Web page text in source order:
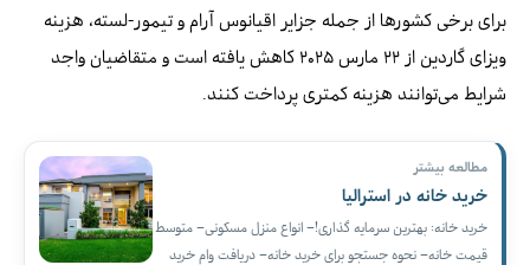
برای برخی کشورها از جمله جزایر اقیانوس آرام و تیمور-لسته، هزینه
ویزای گاردین از ۲۲ مارس ۲۰۲۵ کاهش یافته است و متقاضیان واجد
شرایط می‌توانند هزینه کمتری پرداخت کنند.
مطالعه بیشتر
خرید خانه در استرالیا
خرید خانه: بهترین سرمایه گذاری!– انواع منزل مسکونی– متوسط
قیمت خانه– نحوه جستجو برای خرید خانه– دریافت وام خرید